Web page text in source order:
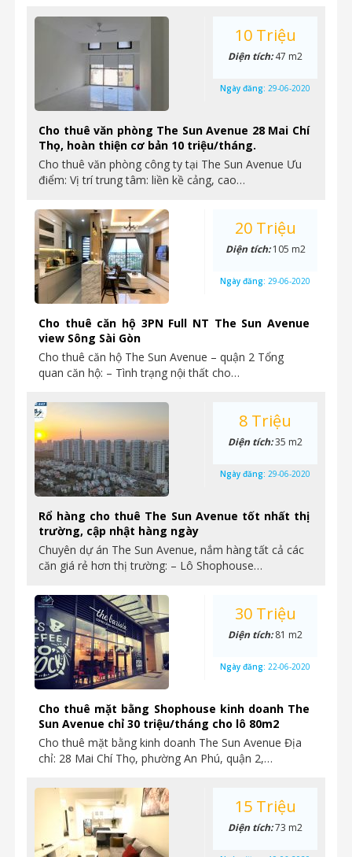
Cho thuê văn phòng The Sun Avenue 28 Mai Chí
Thọ, hoàn thiện cơ bản 10 triệu/tháng.
Cho thuê văn phòng công ty tại The Sun Avenue Ưu
điểm: Vị trí trung tâm: liền kề cảng, cao…
10 Triệu
Diện tích:47 m2
Ngày đăng: 29-06-2020
Cho thuê căn hộ 3PN Full NT The Sun Avenue
view Sông Sài Gòn
Cho thuê căn hộ The Sun Avenue – quận 2 Tổng
quan căn hộ: – Tình trạng nội thất cho…
20 Triệu
Diện tích:105 m2
Ngày đăng: 29-06-2020
Rổ hàng cho thuê The Sun Avenue tốt nhất thị
trường, cập nhật hàng ngày
Chuyên dự án The Sun Avenue, nắm hàng tất cả các
căn giá rẻ hơn thị trường: – Lô Shophouse…
8 Triệu
Diện tích:35 m2
Ngày đăng: 29-06-2020
Cho thuê mặt bằng Shophouse kinh doanh The
Sun Avenue chỉ 30 triệu/tháng cho lô 80m2
Cho thuê mặt bằng kinh doanh The Sun Avenue Địa
chỉ: 28 Mai Chí Thọ, phường An Phú, quận 2,…
30 Triệu
Diện tích:81 m2
Ngày đăng: 22-06-2020
15 Triệu
Diện tích:73 m2